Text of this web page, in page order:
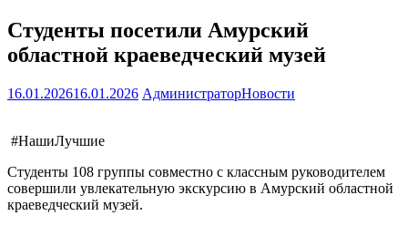
Студенты посетили Амурский
областной краеведческий музей
16.01.202616.01.2026 АдминистраторНовости
#НашиЛучшие
Студенты 108 группы совместно с классным руководителем
совершили увлекательную экскурсию в Амурский областной
краеведческий музей.